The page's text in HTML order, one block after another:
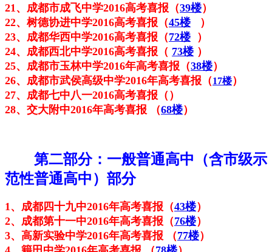
21、成都市成飞中学2016高考喜报 （39楼）
22、树德协进中学2016高考喜报 （45楼
）
23、成都华西中学2016高考喜报（72楼）
24、成都西北中学2016高考喜报（ 73楼 ）
25、成都市玉林中学2016年高考喜报（38楼）
26、成都市武侯高级中学2016年高考喜报（17楼）
27、成都七中八一2016高考喜报（ ）
28、交大附中2016年高考喜报 （68楼）
第二部分：一般普通高中（含市级示
范性普通高中） 部分
1、成都四十九中2016年高考喜报（43楼）
2、成都第十一中2016年高考喜报（76楼）
3、高新实验中学2016年高考喜报 （77楼）